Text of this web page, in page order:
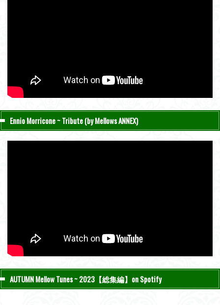
Ennio Morricone ~ Tribute (by Mellows ANNEX)
AUTUMN Mellow Tunes ~ 2023【総集編】on Spotify